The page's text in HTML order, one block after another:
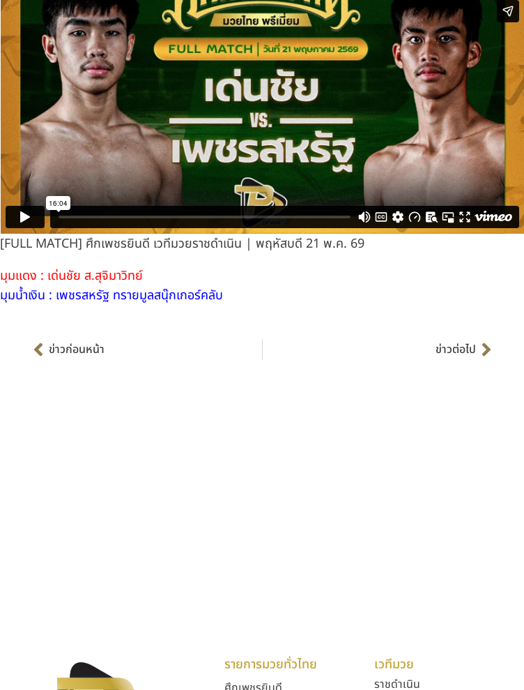
[FULL MATCH] ศึกเพชรยินดี เวทีมวยราชดำเนิน | พฤหัสบดี 21 พ.ค. 69
มุมแดง : เด่นชัย ส.สุจิมาวิทย์
มุมน้ำเงิน : เพชรสหรัฐ ทรายมูลสนุ๊กเกอร์คลับ
ข่าวก่อนหน้า ข่าวต่อไป
รายการมวยทั่วไทย เวทีมวย
ราชดำเนิน